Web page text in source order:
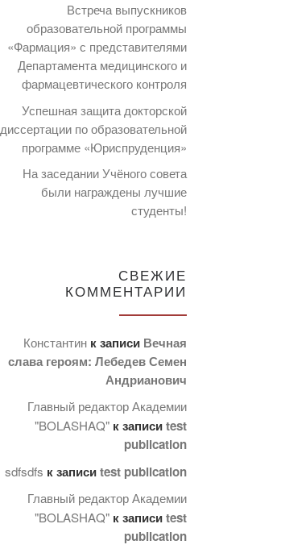
Встреча выпускников
образовательной программы
«Фармация» с представителями
Департамента медицинского и
фармацевтического контроля
Успешная защита докторской
диссертации по образовательной
программе «Юриспруденция»
На заседании Учёного совета
были награждены лучшие
студенты!
СВЕЖИЕ
КОММЕНТАРИИ
Константин к записи Вечная
слава героям: Лебедев Семен
Андрианович
Главный редактор Академии
"BOLASHAQ" к записиtest
publication
sdfsdfs к записиtest publication
Главный редактор Академии
"BOLASHAQ" к записиtest
publication